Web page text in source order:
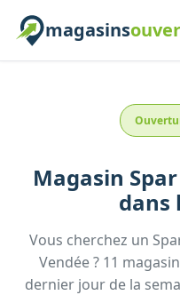
magasins
Magasin Spar
dans
Vous cherchez un
Vendée? 11
dernier jour de la